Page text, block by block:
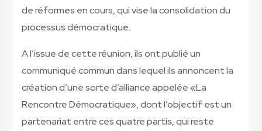
de réformes en cours, qui vise la consolidation du
processus démocratique.
A l’issue de cette réunion, ils ont publié un
communiqué commun dans lequel ils annoncent la
création d’une sorte d’alliance appelée «La
Rencontre Démocratique», dont l’objectif est un
partenariat entre ces quatre partis, qui reste